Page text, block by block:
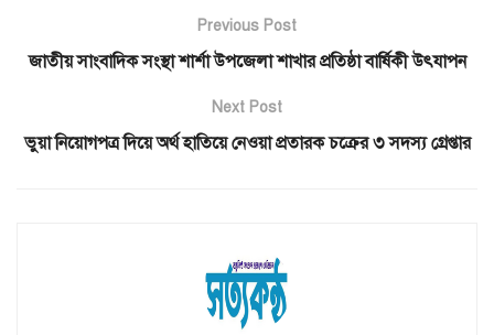
Previous Post
জাতীয় সাংবাদিক সংস্থা শার্শা উপজেলা শাখার প্রতিষ্ঠা বার্ষিকী উৎযাপন
Next Post
ভুয়া নিয়োগপত্র দিয়ে অর্থ হাতিয়ে নেওয়া প্রতারক চক্রের ৩ সদস্য গ্রেপ্তার